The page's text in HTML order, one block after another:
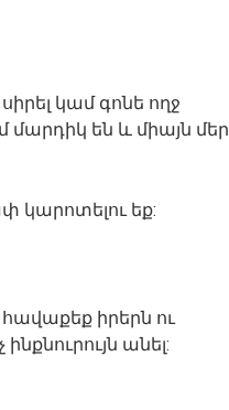
կամ գոնե ողջ
են և միայն մեր
կարոտելու եք:
իրերն ու
անել: